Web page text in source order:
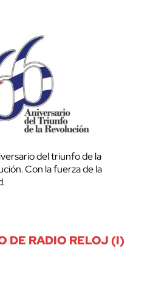
del triunfo de la
Con la fuerza de la
DE RADIO RELOJ (I)